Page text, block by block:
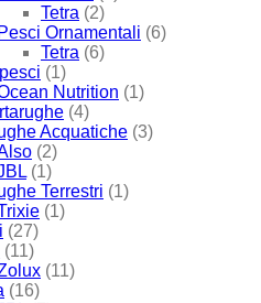
Tetra (2)
Pesci Ornamentali (6)
Tetra (6)
(1)
Nutrition (1)
(4)
Acquatiche (3)
(2)
(1)
Terrestri (1)
(1)
(27)
(11)
(11)
(16)